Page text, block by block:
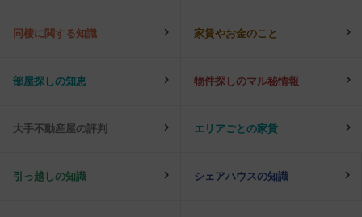
同棲に関する知識 家賃やお金のこと
部屋探しの知恵 物件探しのマル秘情報
大手不動産屋の評判 エリアごとの家賃
引っ越しの知識 シェアハウスの知識